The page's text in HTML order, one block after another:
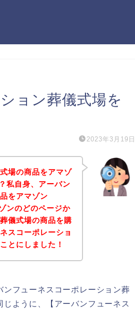
ョン葬儀式場を
2023年3月19日
場の商品をアマゾ
私自身、アーバン
をアマゾン
ンのどのページか
儀式場の商品を購
スコーポレーショ
とにしました！
フューネスコーポレーション葬
ように、【アーバンフューネス